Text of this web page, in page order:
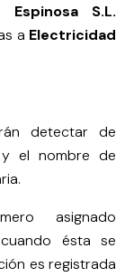
Espinosa S.L.
a Electricidad
detectar de
el nombre de
asignado
ésta se
es registrada